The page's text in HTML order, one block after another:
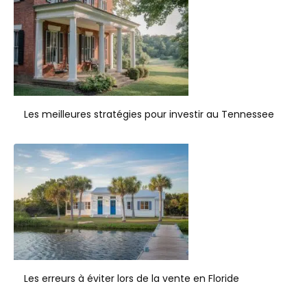
Les meilleures stratégies pour investir au Tennessee
Les erreurs à éviter lors de la vente en Floride